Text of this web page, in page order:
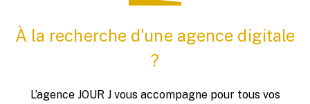
À la recherche d'une agence digitale
?
L’agence JOUR J vous accompagne pour tous vos